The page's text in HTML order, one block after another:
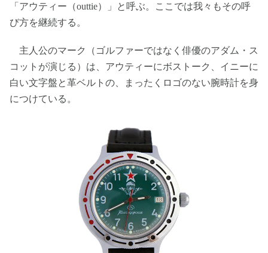
「アウティー（outtie）」と呼ぶ。ここでは我々もその呼
び方を継続する。
主人公のマーク（ゴルファーではなく俳優のアダム・ス
コットが演じる）は、アウティーにボストーク、イニーに
白い文字盤と革ベルトの、まったくロゴのない腕時計を身
につけている。